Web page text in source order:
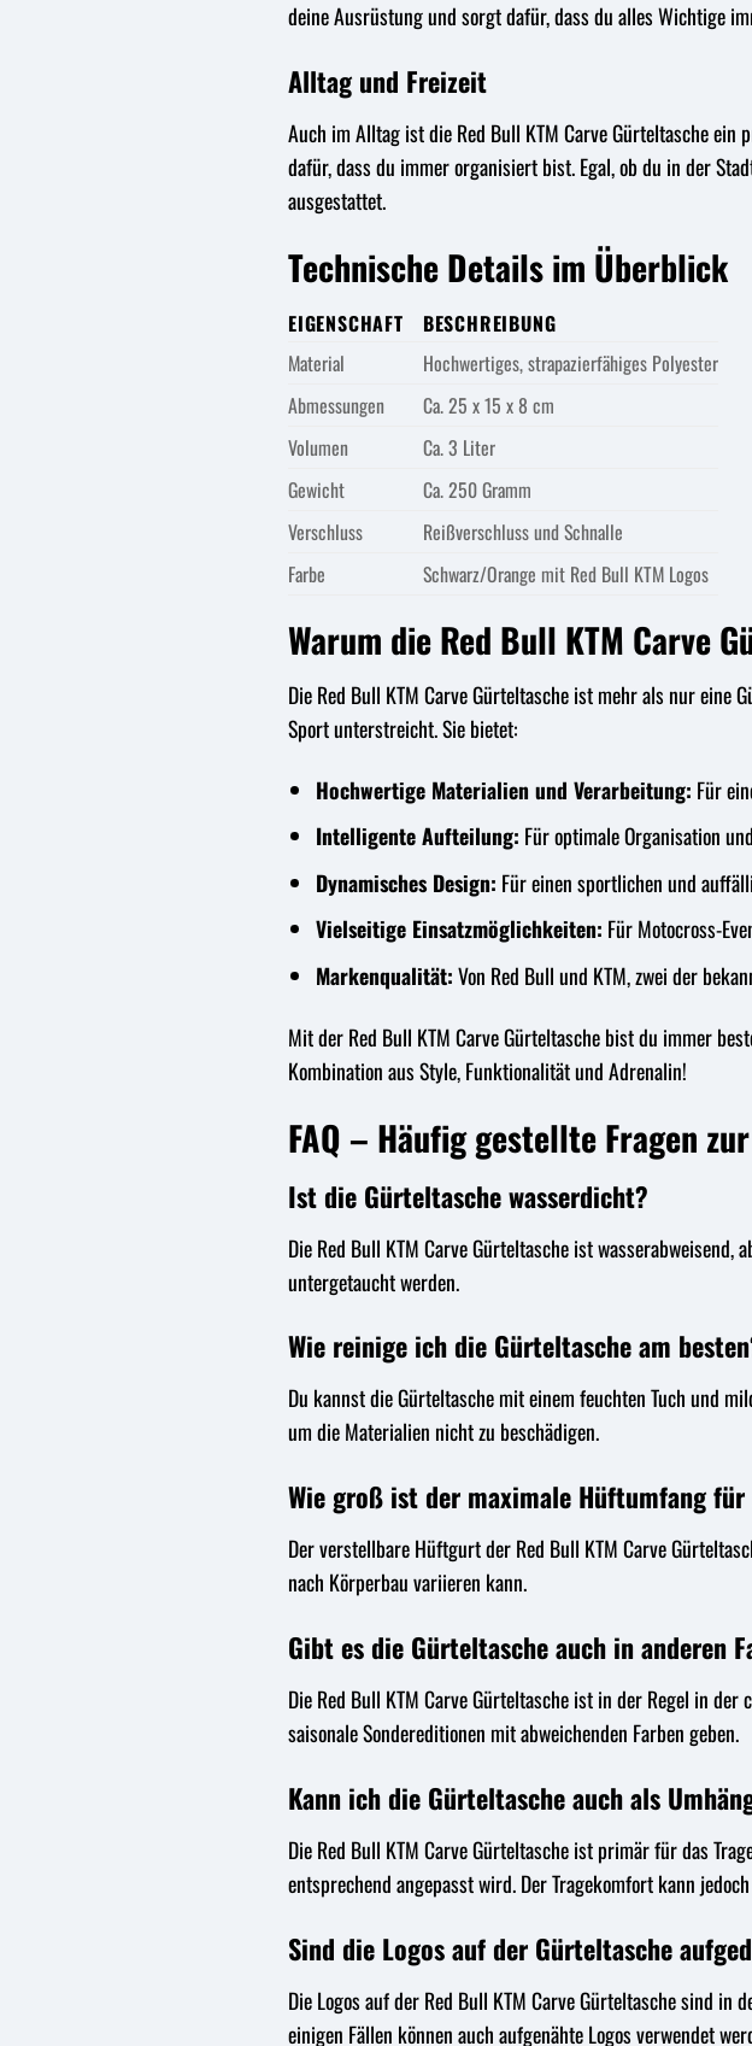
deine Ausrüstung und sorgt dafür, dass du alles Wichtige
Alltag und Freizeit
Auch im Alltag ist die Red Bull KTM Carve Gürteltasche
dafür, dass du immer organisiert bist. Egal, ob du in der
ausgestattet.
Technische Details im Überblick
EIGENSCHAFT
BESCHREIBUNG
Material
Hochwertiges, strapazierfähiges Polyester
Abmessungen
Ca. 25 x 15 x 8 cm
Volumen
Ca. 3 Liter
Gewicht
Ca. 250 Gramm
Verschluss
Reißverschluss und Schnalle
Farbe
Schwarz/Orange mit Red Bull KTM Logos
Warum die Red Bull KTM Carve
Die Red Bull KTM Carve Gürteltasche ist mehr als nur
Sport unterstreicht. Sie bietet:
Hochwertige Materialien und Verarbeitung: Für
Intelligente Aufteilung: Für optimale Organisation
Dynamisches Design: Für einen sportlichen und
Vielseitige Einsatzmöglichkeiten: Für Motocross-
Markenqualität:Von Red Bull und KTM, zwei der
Mit der Red Bull KTM Carve Gürteltasche bist du immer
Kombination aus Style, Funktionalität und Adrenalin!
FAQ – Häufig gestellte Fragen
Ist die Gürteltasche wasserdicht?
Die Red Bull KTM Carve Gürteltasche ist
untergetaucht werden.
Wie reinige ich die Gürteltasche am
Du kannst die Gürteltasche mit einem feuchten Tuch und
um die Materialien nicht zu beschädigen.
Wie groß ist der maximale Hüftumfang
Der verstellbare Hüftgurt der Red Bull KTM Carve
nach Körperbau variieren kann.
Gibt es die Gürteltasche auch in anderen
Die Red Bull KTM Carve Gürteltasche ist in der Regel in
saisonale Sondereditionen mit abweichenden Farben geben.
Kann ich die Gürteltasche auch als
Die Red Bull KTM Carve Gürteltasche ist primär für das
entsprechend angepasst wird. Der Tragekomfort kann
Sind die Logos auf der Gürteltasche
Die Logos auf der Red Bull KTM Carve Gürteltasche sind
einigen Fällen können auch aufgenähte Logos verwendet